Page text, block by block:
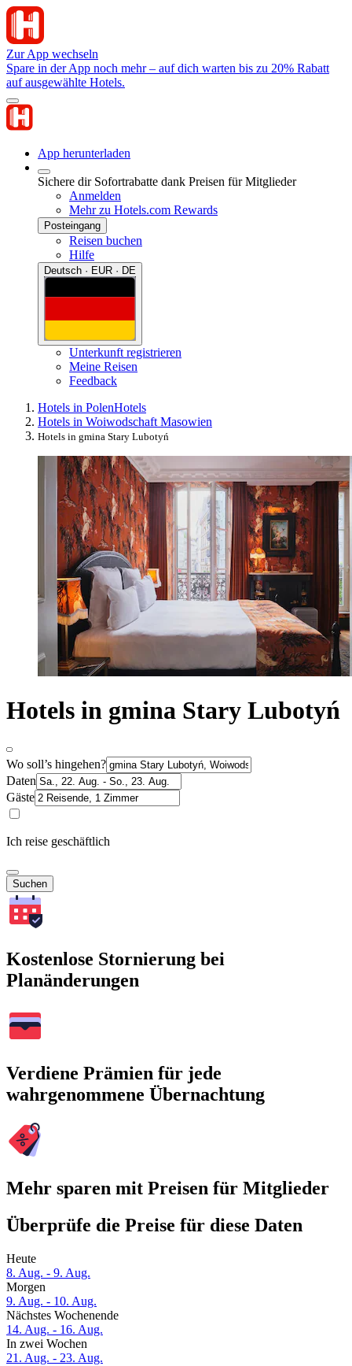
Zur App wechseln
Spare in der App noch mehr – auf dich warten bis zu 20% Rabatt
auf ausgewählte Hotels.
App herunterladen
Sichere dir Sofortrabatte dank Preisen für Mitglieder
Anmelden
Mehr zu Hotels.com Rewards
Posteingang
Reisen buchen
Hilfe
Deutsch · EUR · DE
Unterkunft registrieren
Meine Reisen
Feedback
Hotels in PolenHotels
Hotels in Woiwodschaft Masowien
Hotels in gmina Stary Lubotyń
Hotels in gmina Stary Lubotyń
Wo soll’s hingehen?
Daten
Gäste
Ich reise geschäftlich
Suchen
Kostenlose Stornierung bei
Planänderungen
Verdiene Prämien für jede
wahrgenommene Übernachtung
Mehr sparen mit Preisen für Mitglieder
Überprüfe die Preise für diese Daten
Heute
8. Aug. - 9. Aug.
Morgen
9. Aug. - 10. Aug.
Nächstes Wochenende
14. Aug. - 16. Aug.
In zwei Wochen
21. Aug. - 23. Aug.